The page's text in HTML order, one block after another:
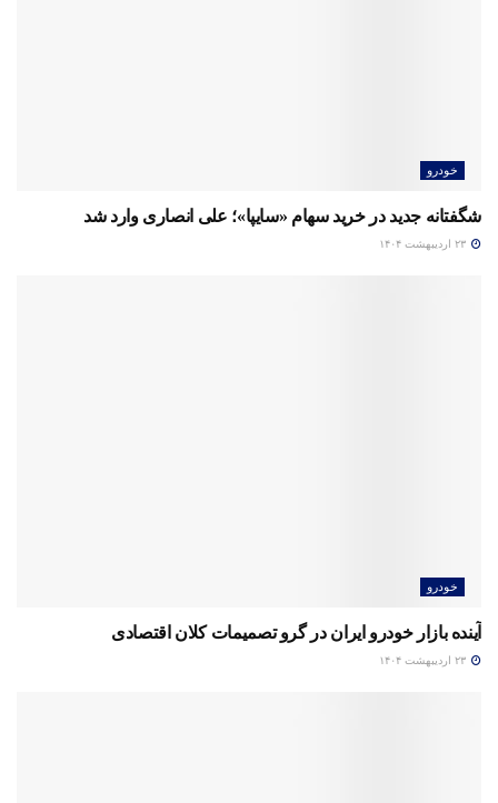
خودرو
شگفتانه جدید در خرید سهام «سایپا»؛ علی انصاری وارد شد
خودرو
آینده بازار خودرو ایران در گرو تصمیمات کلان اقتصادی